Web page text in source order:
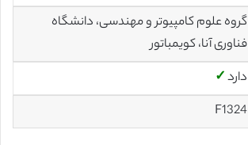
گروه علوم کامپیوتر و مهندسی، دانشگاه
فناوری آنا، کویمباتور
دارد✓
F1324